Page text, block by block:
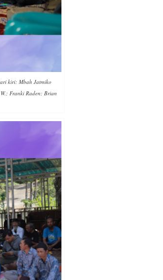
kiri: Mbah Jatmiko
Franki Raden; Brian